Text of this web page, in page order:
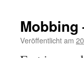
Mobbing
Veröffentlicht am